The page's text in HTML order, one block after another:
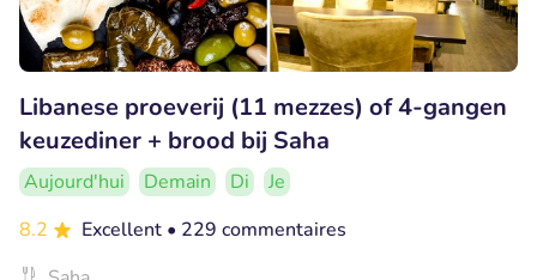
Libanese proeverij (11 mezzes) of 4-gangen
keuzediner + brood bij Saha
Aujourd'hui Demain Di
Je
8.2
Excellent • 229 commentaires